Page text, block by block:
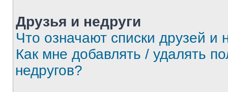
Друзья и недруги
Что означают списки друзей и
Как мне добавлять / удалять
недругов?